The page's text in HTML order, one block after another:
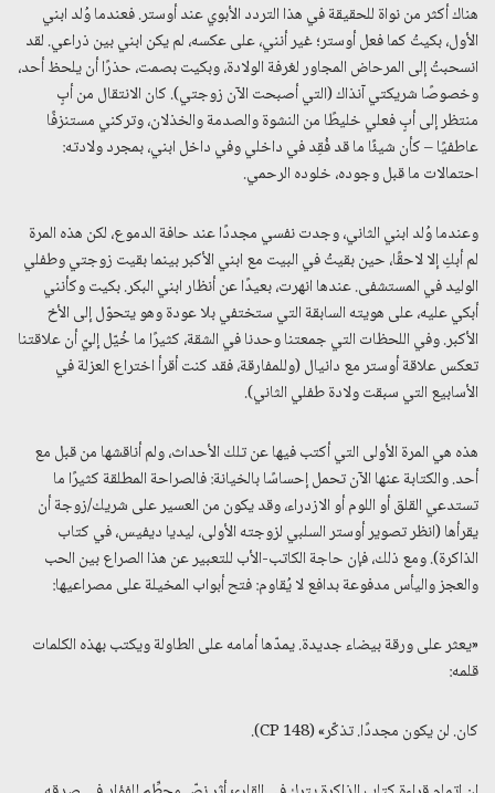
هناك أكثر من نواة للحقيقة في هذا التردد الأبوي عند أوستر. فعندما وُلد ابني
الأول، بكيتُ كما فعل أوستر؛ غير أنني، على عكسه، لم يكن ابني بين ذراعي. لقد
انسحبتُ إلى المرحاض المجاور لغرفة الولادة، وبكيت بصمت، حذرًا أن يلحظ أحد،
وخصوصًا شريكتي آنذاك (التي أصبحت الآن زوجتي). كان الانتقال من أبٍ
منتظر إلى أبٍ فعلي خليطًا من النشوة والصدمة والخذلان، وتركني مستنزفًا
عاطفيًا – كأن شيئًا ما قد فُقِد في داخلي وفي داخل ابني، بمجرد ولادته:
احتمالات ما قبل وجوده، خلوده الرحمي.
وعندما وُلد ابني الثاني، وجدت نفسي مجددًا عند حافة الدموع، لكن هذه المرة
لم أبكِ إلا لاحقًا، حين بقيتُ في البيت مع ابني الأكبر بينما بقيت زوجتي وطفلي
الوليد في المستشفى. عندها انهرت، بعيدًا عن أنظار ابني البكر. بكيت وكأنني
أبكي عليه، على هويته السابقة التي ستختفي بلا عودة وهو يتحوّل إلى الأخ
الأكبر. وفي اللحظات التي جمعتنا وحدنا في الشقة، كثيرًا ما خُيّل إليّ أن علاقتنا
تعكس علاقة أوستر مع دانيال (وللمفارقة، فقد كنت أقرأ اختراع العزلة في
الأسابيع التي سبقت ولادة طفلي الثاني).
هذه هي المرة الأولى التي أكتب فيها عن تلك الأحداث، ولم أناقشها من قبل مع
أحد. والكتابة عنها الآن تحمل إحساسًا بالخيانة: فالصراحة المطلقة كثيرًا ما
تستدعي القلق أو اللوم أو الازدراء، وقد يكون من العسير على شريك/زوجة أن
يقرأها (انظر تصوير أوستر السلبي لزوجته الأولى، ليديا ديفيس، في كتاب
الذاكرة). ومع ذلك، فإن حاجة الكاتب-الأب للتعبير عن هذا الصراع بين الحب
والعجز واليأس مدفوعة بدافع لا يُقاوم: فتح أبواب المخيلة على مصراعيها:
«يعثر على ورقة بيضاء جديدة. يمدّها أمامه على الطاولة ويكتب بهذه الكلمات
قلمه:
كان. لن يكون مجددًا. تذكّر» (CP 148).